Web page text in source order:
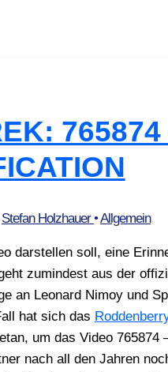
765874
Stefan Holzhauer•Allgemein
dar­stel­len soll, eine
zumin­dest aus der
an Leo­nard Nimoy und
hat sich das
um das Video 765874
nach all den Jah­ren